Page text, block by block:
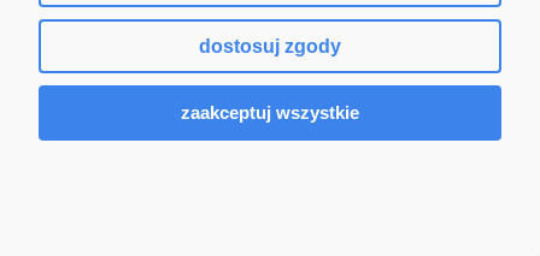
dostosuj zgody
zaakceptuj wszystkie